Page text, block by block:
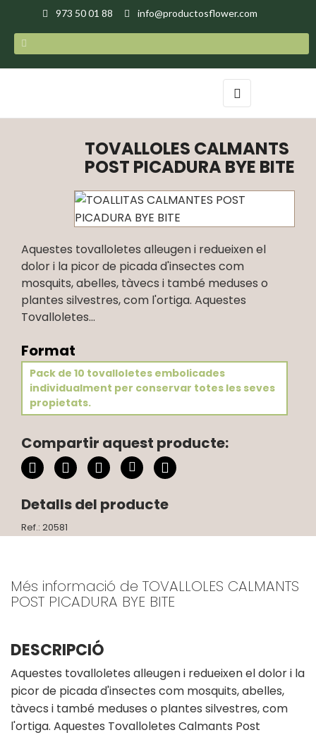
973 50 01 88 info@productosflower.com
Toggle
navigation
☰
TOVALLOLES CALMANTS
POST PICADURA BYE BITE
Aquestes tovalloletes alleugen i redueixen el
dolor i la picor de picada d'insectes com
mosquits, abelles, tàvecs i també meduses o
plantes silvestres, com l'ortiga. Aquestes
Tovalloletes...
Format
Pack de 10 tovalloletes embolicades
individualment per conservar totes les seves
propietats.
Compartir aquest producte:
Detalls del producte
Ref.: 20581
Més informació de TOVALLOLES CALMANTS
POST PICADURA BYE BITE
DESCRIPCIÓ
Aquestes tovalloletes alleugen i redueixen el dolor i la
picor de picada d'insectes com mosquits, abelles,
tàvecs i també meduses o plantes silvestres, com
l'ortiga. Aquestes Tovalloletes Calmants Post